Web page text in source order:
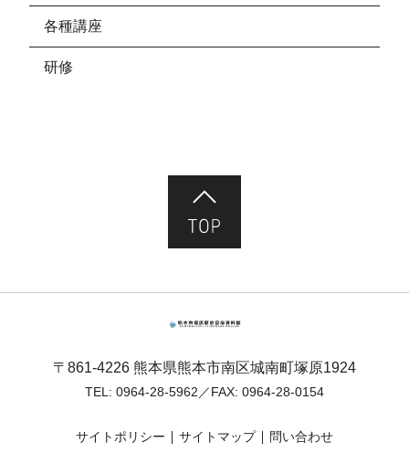
各種講座
研修
〒861-4226 熊本県熊本市南区城南町塚原1924
TEL: 0964-28-5962 ／FAX: 0964-28-0154
サイトポリシー サイトマップ 問い合わせ